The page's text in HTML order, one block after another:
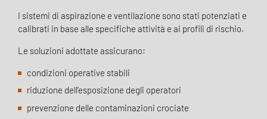
I sistemi di aspirazione e ventilazione sono stati potenziati e
calibrati in base alle specifiche attività e ai profili di rischio.
Le soluzioni adottate assicurano:
condizioni operative stabili
riduzione dell’esposizione degli operatori
prevenzione delle contaminazioni crociate